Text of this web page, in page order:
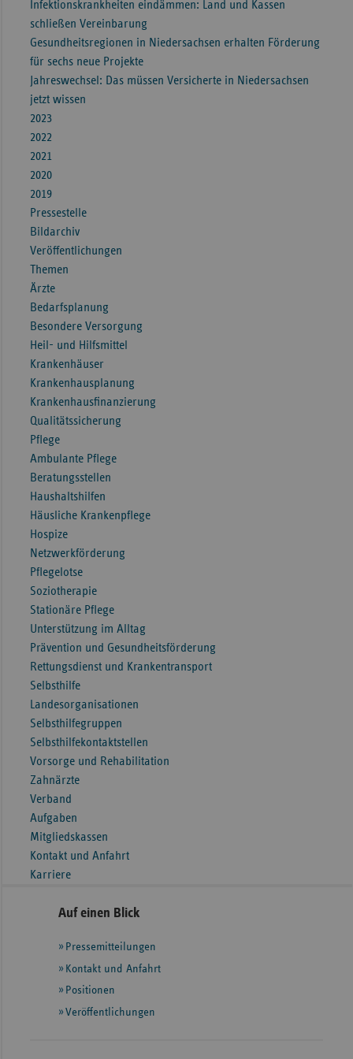
Infektionskrankheiten eindämmen: Land und Kassen
schließen Vereinbarung
Gesundheitsregionen in Niedersachsen erhalten Förderung
für sechs neue Projekte
Jahreswechsel: Das müssen Versicherte in Niedersachsen
jetzt wissen
2023
2022
2021
2020
2019
Pressestelle
Bildarchiv
Veröffentlichungen
Themen
Ärzte
Bedarfsplanung
Besondere Versorgung
Heil- und Hilfsmittel
Krankenhäuser
Krankenhausplanung
Krankenhausfinanzierung
Qualitätssicherung
Pflege
Ambulante Pflege
Beratungsstellen
Haushaltshilfen
Häusliche Krankenpflege
Hospize
Netzwerkförderung
Pflegelotse
Soziotherapie
Stationäre Pflege
Unterstützung im Alltag
Prävention und Gesundheitsförderung
Rettungsdienst und Krankentransport
Selbsthilfe
Landesorganisationen
Selbsthilfegruppen
Selbsthilfekontaktstellen
Vorsorge und Rehabilitation
Zahnärzte
Verband
Aufgaben
Mitgliedskassen
Kontakt und Anfahrt
Karriere
Seitennavigation
Seitenleiste
weiteren
Informationen
Auf einen Blick
Pressemitteilungen
Kontakt und Anfahrt
Positionen
Veröffentlichungen